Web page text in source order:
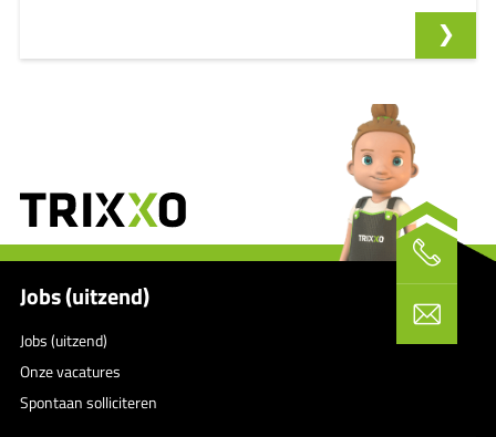
Jobs (uitzend)
Jobs (uitzend)
Onze vacatures
Spontaan solliciteren